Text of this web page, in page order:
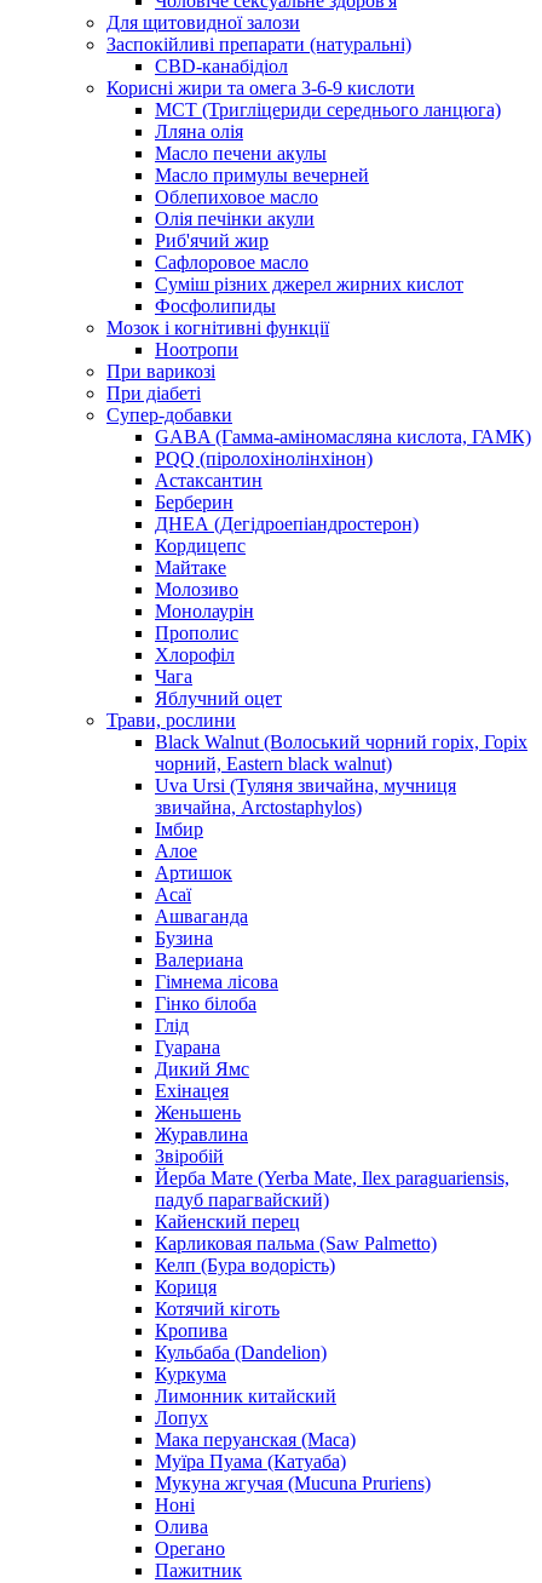
Для щитовидної залози
Заспокійливі препарати (натуральні)
CBD-канабідіол
Корисні жири та омега 3-6-9 кислоти
MCT (Тригліцериди середнього ланцюга)
Лляна олія
Масло печени акулы
Масло примулы вечерней
Облепиховое масло
Олія печінки акули
Риб'ячий жир
Сафлоровое масло
Суміш різних джерел жирних кислот
Фосфолипиды
Мозок і когнітивні функції
Ноотропи
При варикозі
При діабеті
Супер-добавки
GABA (Гамма-аміномасляна кислота, ГАМК)
PQQ (піролохінолінхінон)
Астаксантин
Берберин
ДНЕА (Дегідроепіандростерон)
Кордицепс
Майтаке
Молозиво
Монолаурін
Прополис
Хлорофіл
Чага
Яблучний оцет
Трави, рослини
Black Walnut (Волоський чорний горіх, Горіх
чорний, Eastern black walnut)
Uva Ursi (Туляня звичайна, мучниця
звичайна, Arctostaphylos)
Імбир
Алое
Артишок
Асаї
Ашваганда
Бузина
Валериана
Гімнема лісова
Гінко білоба
Глід
Гуарана
Дикий Ямс
Ехінацея
Женьшень
Журавлина
Звіробій
Йерба Мате (Yerba Mate, Ilex paraguariensis,
падуб парагвайский)
Кайенский перец
Карликовая пальма (Saw Palmetto)
Келп (Бура водорість)
Кориця
Котячий кіготь
Кропива
Кульбаба (Dandelion)
Куркума
Лимонник китайский
Лопух
Мака перуанская (Maca)
Муїра Пуама (Катуаба)
Мукуна жгучая (Mucuna Pruriens)
Ноні
Олива
Орегано
Пажитник